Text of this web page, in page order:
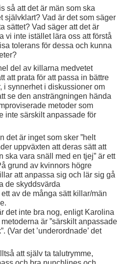
så att det är män som ska
självklart? Vad är det som säger
sättet? Vad säger att det är
vi inte istället lära oss att förstå
tolerans för dessa och kunna
del av killarna medvetet
att prata för att passa in bättre
i synnerhet i diskussioner om
se den ansträngningen hända
metoder som
inte särskilt anpassade för
det är inget som sker ”helt
uppväxten att deras sätt att
ska vara snäll med en tjej” är ett
grund av kvinnors högre
att anpassa sig och lär sig gå
de skyddsvärda
av de många sätt killar/män
det inte bra nog, enligt Karolina
är ”särskilt anpassade
(Var det ’underordnade’ det
att själv ta talutrymme,